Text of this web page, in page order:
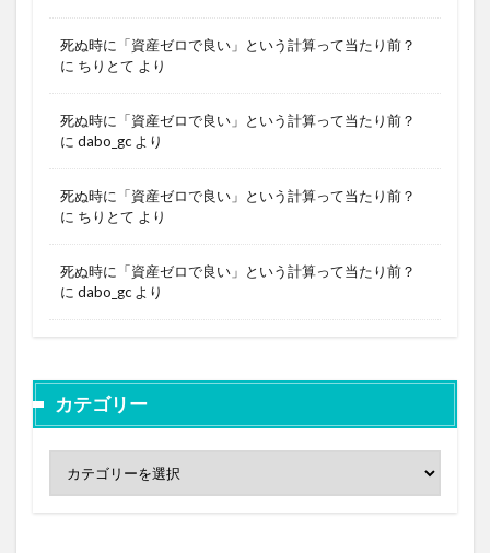
死ぬ時に「資産ゼロで良い」という計算って当たり前？
に ちりとて より
死ぬ時に「資産ゼロで良い」という計算って当たり前？
に dabo_gc より
死ぬ時に「資産ゼロで良い」という計算って当たり前？
に ちりとて より
死ぬ時に「資産ゼロで良い」という計算って当たり前？
に dabo_gc より
カテゴリー